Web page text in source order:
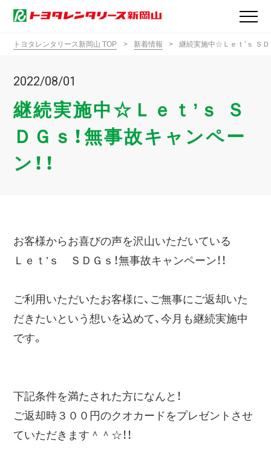
トヨタレンタリース新岡山 TOP 新着情報 継続実施中☆Ｌｅｔ’ｓ ＳＤ
2022/08/01
継続実施中☆Ｌｅｔ’ｓ Ｓ
ＤＧｓ！無事故キャンペー
ン！！
お客様からお喜びの声を沢山いただいている
Ｌｅｔ’ｓ ＳＤＧｓ！無事故キャンペーン！！
ご利用いただいたお客様に、ご無事にご返却いた
だきたいという想いを込めて、今月も継続実施中
です。
下記条件を満たされた方になんと！
ご返却時３００円のクオカードをプレゼントさせ
ていただきます＾＾☆！！